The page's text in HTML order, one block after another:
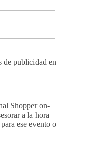
de publicidad en
Shopper on-
a la hora
ese evento o